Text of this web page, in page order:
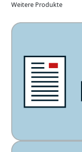
Weitere Produkte